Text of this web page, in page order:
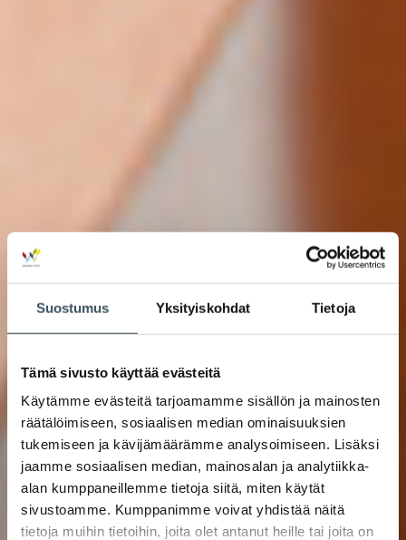
Suostumus Yksityiskohdat Tietoja
Tämä sivusto käyttää evästeitä
Käytämme evästeitä tarjoamamme sisällön ja mainosten
räätälöimiseen, sosiaalisen median ominaisuuksien
tukemiseen ja kävijämäärämme analysoimiseen. Lisäksi
jaamme sosiaalisen median, mainosalan ja analytiikka-
alan kumppaneillemme tietoja siitä, miten käytät
sivustoamme. Kumppanimme voivat yhdistää näitä
tietoja muihin tietoihin, joita olet antanut heille tai joita on